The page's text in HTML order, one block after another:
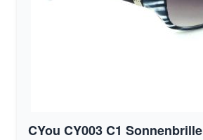
CYou CY003 C1 Sonnenbrille